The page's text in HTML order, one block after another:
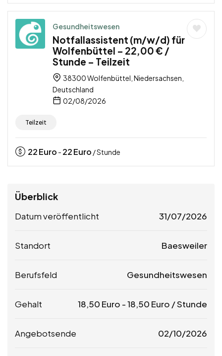
Gesundheitswesen
Notfallassistent (m/w/d) für
Wolfenbüttel – 22,00 € /
Stunde – Teilzeit
38300 Wolfenbüttel, Niedersachsen,
Deutschland
02/08/2026
Teilzeit
22Euro - 22Euro / Stunde
Überblick
Datum veröffentlicht 31/07/2026
Standort Baesweiler
Berufsfeld Gesundheitswesen
Gehalt 18,50 Euro -18,50 Euro / Stunde
Angebotsende 02/10/2026